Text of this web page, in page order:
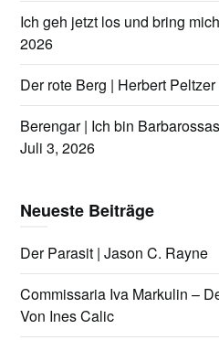
Ich geh jetzt los und bring
2026
Der rote Berg | Herbert Peltzer
Berengar | Ich bin
Juli 3, 2026
Neueste Beiträge
Der Parasit | Jason C. Rayne
Commissaria Iva Markulin –
Von Ines Calic